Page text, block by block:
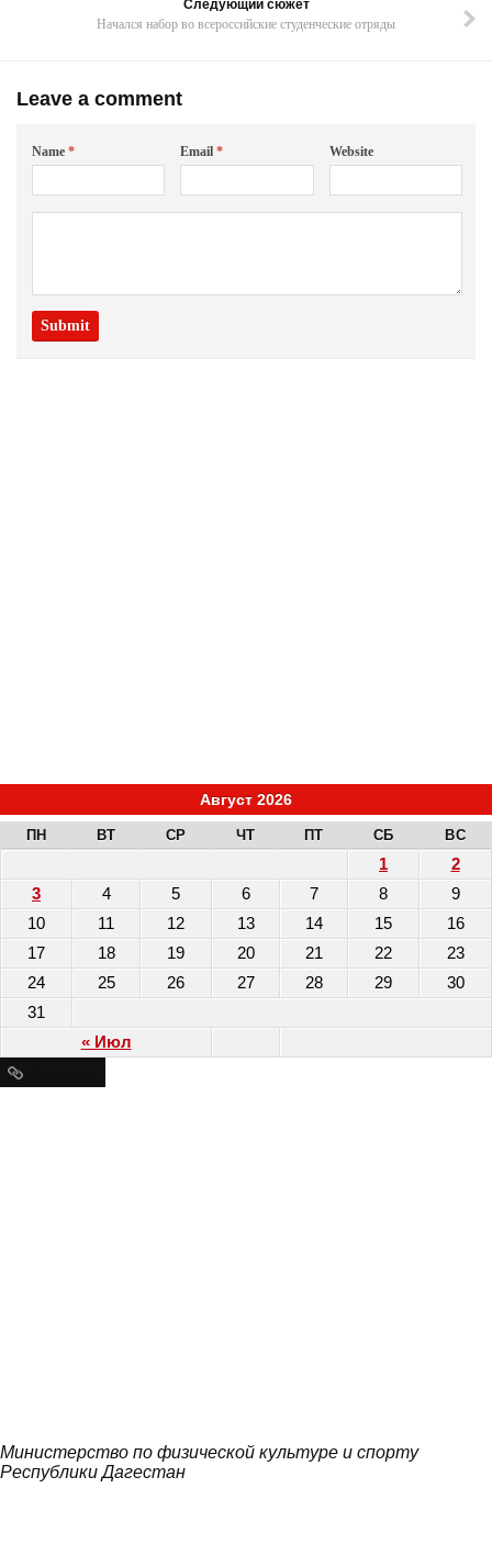
Следующий сюжет
Начался набор во всероссийские студенческие отряды
Leave a comment
Name * Email* Website
Август 2026
ПН ВТ СР ЧТ ПТ СБ ВС
« Июл
1
2
3
4 5 6 7 8
9
10
11 12 13 14 15
16
17
18 19 20 21 22
23
24
25 26 27 28 29
30
31
Министерство по физической культуре и спорту
Республики Дагестан